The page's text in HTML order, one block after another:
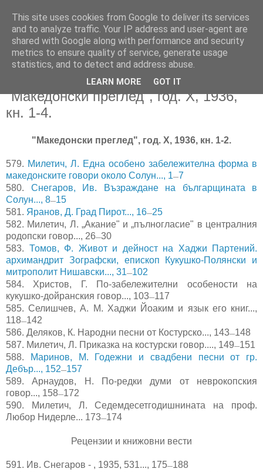
"Македонски преглед", год. X, 1936,
кн. 1-4.
"Македонски преглед", год. X, 1936, кн. 1-2.
579. Милетич, Л. Една особено забележителна форма в
македонските говори около Солун..., 1—7
580.
Снегаров, Ив. Възраждане на българщината в
Солун..., 8—15
581. Яранов, Д. Град Пирот..., 16—25
582. Милетич, Л. „Акание" и „пълногласие" в централния
родопски говор..., 26—30
583. Томов, Ф. Живот и дейност на Хаджи Партений.
архимандрит Зографски, епископ Кукушко-Полянски и
митрополит Нишавски..., 31—102
584.
Христов, Г. По-забележителни особености на
кукушко-дойранския говор..., 103—117
585. Селишчев, А. М. Хаджи Йоаким и язык его книг...,
118—142
586. Деляков, К. Народни песни от Костурско..., 143—148
587. Милетич, Л. Приказка на костурски говор...., 149—151
588.
Маринов, М. Годежни и свадбени песни от гр.
Дебър..., 152—157
589.
Арнаудов, Н. По-редки думи от неврокопския
говор..., 158—172
590.
Милетич, Л. Седемдесетгодишнината на проф.
Любор Нидерле... 173—174
Рецензии и книжовни вести
591. Ив. Снегаров - , 1935, 531..., 175—188
This site uses cookies from Google to deliver its services
and to analyze traffic. Your IP address and user-agent are
shared with Google along with performance and security
metrics to ensure quality of service, generate usage
statistics, and to detect and address abuse.
LEARN MORE GOT IT